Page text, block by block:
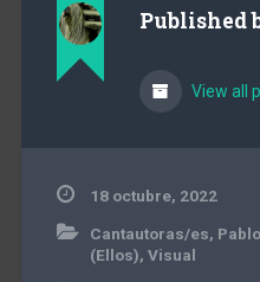
Published
View all
18 octubre, 2022
Cantautoras/es,
(Ellos), Visual